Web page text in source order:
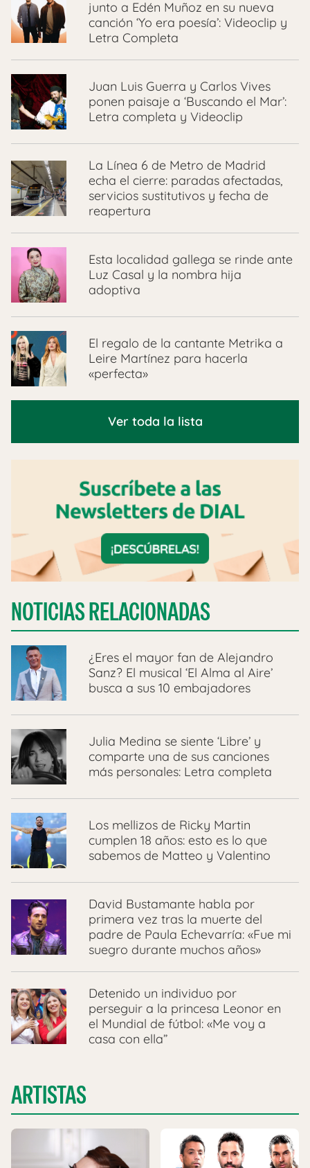
junto a Edén Muñoz en su nueva
canción ‘Yo era poesía’: Videoclip y
Letra Completa
Juan Luis Guerra y Carlos Vives
ponen paisaje a ‘Buscando el Mar’:
Letra completa y Videoclip
La Línea 6 de Metro de Madrid
echa el cierre: paradas afectadas,
servicios sustitutivos y fecha de
reapertura
Esta localidad gallega se rinde ante
Luz Casal y la nombra hija
adoptiva
El regalo de la cantante Metrika a
Leire Martínez para hacerla
«perfecta»
Ver toda la lista
NOTICIAS RELACIONADAS
¿Eres el mayor fan de Alejandro
Sanz? El musical ‘El Alma al Aire’
busca a sus 10 embajadores
Julia Medina se siente ‘Libre’ y
comparte una de sus canciones
más personales: Letra completa
Los mellizos de Ricky Martin
cumplen 18 años: esto es lo que
sabemos de Matteo y Valentino
David Bustamante habla por
primera vez tras la muerte del
padre de Paula Echevarría: «Fue mi
suegro durante muchos años»
Detenido un individuo por
perseguir a la princesa Leonor en
el Mundial de fútbol: «Me voy a
casa con ella”
ARTISTAS